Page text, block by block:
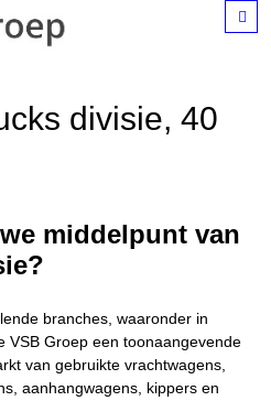
divisie, 40
middelpunt van
branches, waaronder in
VSB Groep een toonaangevende
van gebruikte vrachtwagens,
aanhangwagens, kippers en